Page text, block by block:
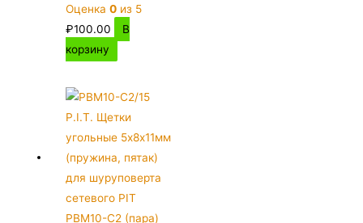
Оценка0 из 5
₽100.00
В
корзину